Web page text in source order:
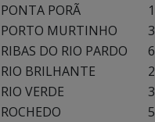
PONTA PORÃ
PORTO MURTINHO
3
RIBAS DO RIO PARDO
6
RIO BRILHANTE
RIO VERDE
ROCHEDO
5